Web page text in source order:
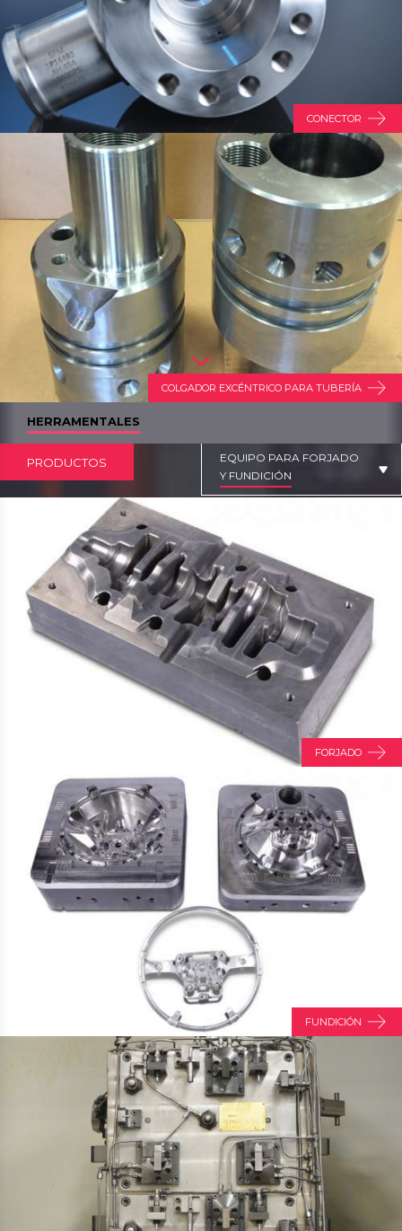
CONECTOR
COLGADOR EXCÉNTRICO PARA TUBERÍA
HERRAMENTALES
FORJADO
FUNDICIÓN
PRODUCTOS
EQUIPO PARA FORJADO
Y FUNDICIÓN